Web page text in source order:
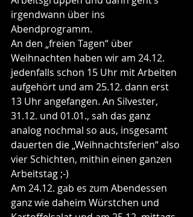
irgendwann über ins
Abendprogramm.
An den „freien Tagen“ über
Weihnachten haben wir am 24.12.
jedenfalls schon 15 Uhr mit Arbeiten
aufgehört und am 25.12. dann erst
13 Uhr angefangen. An Silvester,
31.12. und 01.01., sah das ganz
analog nochmal so aus, insgesamt
dauerten die „Weihnachtsferien“ also
vier Schichten, mithin einen ganzen
Arbeitstag ;-)
Am 24.12. gab es zum Abendessen
ganz wie daheim Würstchen und